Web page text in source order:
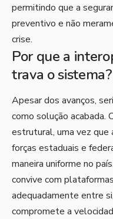
permitindo que a
preventivo e não
crise.
Por que a
trava o sistema?
Apesar dos avanços,
como solução acabada.
estrutural, uma vez
forças estaduais e
maneira uniforme no
convive com
adequadamente entre
compromete a